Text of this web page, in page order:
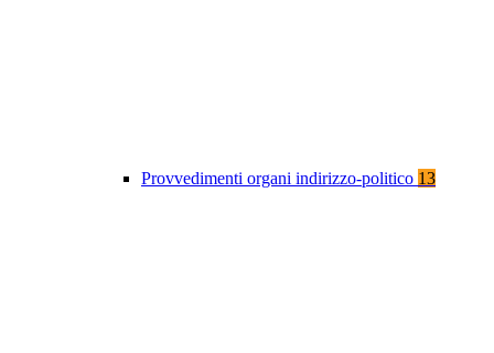
Provvedimenti organi indirizzo-politico 13